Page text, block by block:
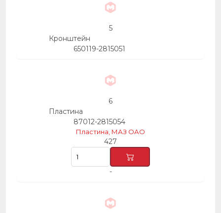
5
Кронштейн
650119-2815051
6
Пластина
87012-2815054
Пластина, МАЗ ОАО
427
-